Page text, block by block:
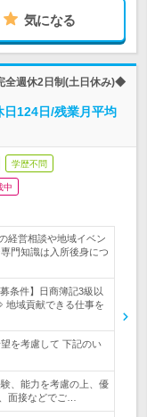
気になる
全週休2日制(土日休み)◆
124日/残業月平均
学歴不問
中
経営相談や地域イベン
門知識は入所後身につ
条件】日商簿記3級以
地域貢献できる仕事を
を考慮して 下記のい
、能力を考慮の上、優
面接などでご…